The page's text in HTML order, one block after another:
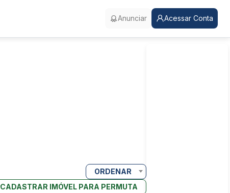
Anunciar Acessar Conta
ORDENAR
CADASTRAR IMÓVEL PARA PERMUTA